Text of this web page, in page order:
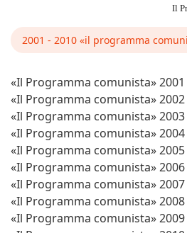
Il
2001 - 2010 «il programma
«Il Programma comunista» 2001
«Il Programma comunista» 2002
«Il Programma comunista» 2003
«Il Programma comunista» 2004
«Il Programma comunista» 2005
«Il Programma comunista» 2006
«Il Programma comunista» 2007
«Il Programma comunista» 2008
«Il Programma comunista» 2009